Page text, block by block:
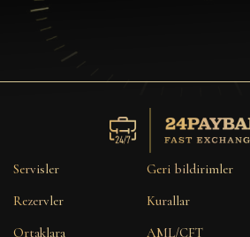
Servisler
Rezervler
Ortaklara
Geri bildirimler
Kurallar
AML/CFT